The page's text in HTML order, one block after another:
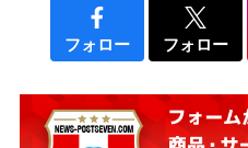
フォロー フォロー